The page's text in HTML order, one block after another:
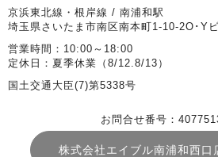
京浜東北線・根岸線 / 南浦和駅
埼玉県さいたま市南区南本町1-10-2O･Y
営業時間：10:00～18:00
定休日：夏季休業（8/12.8/13）
国土交通大臣(7)第5338号
お問合せ番号：
株式会社エイブル南浦和西口